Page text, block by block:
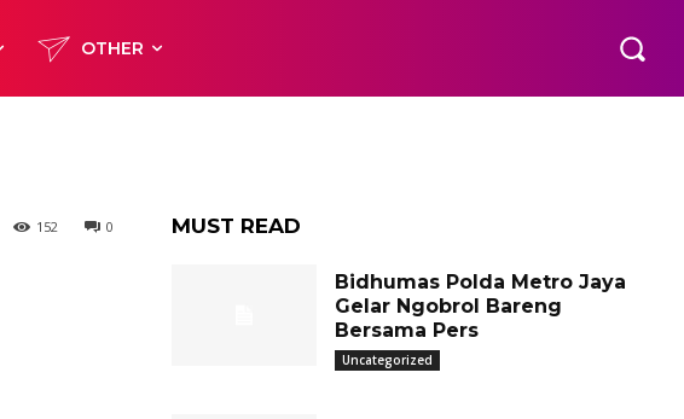
OTHER
0
152 MUST READ
Bidhumas Polda Metro Jaya
Gelar Ngobrol Bareng
Bersama Pers
Uncategorized